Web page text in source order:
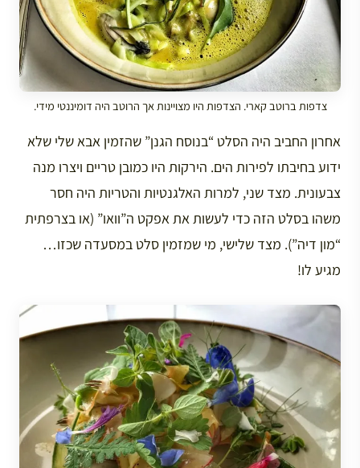
צדפות ברוטב קארי. הצדפות היו מצויינות אך הרוטב היה דומיננטי מידי.
אחרון החביב היה הסלט “בנוסח הגנן” שהזמין אבא שלי שלא
ידוע בחיבתו לפירות הים. הירקות היו כמובן טריים ויצרו מנה
צבעונית. מצד שני, למרות האלגנטיות והטריות היה חסר
משהו בסלט הזה כדי לעשות את אפקט ה”וואו” (או בצרפתית
“מון דיה”). מצד שלישי, מי שמזמין סלט במסעדה שכזו…
מגיע לו!